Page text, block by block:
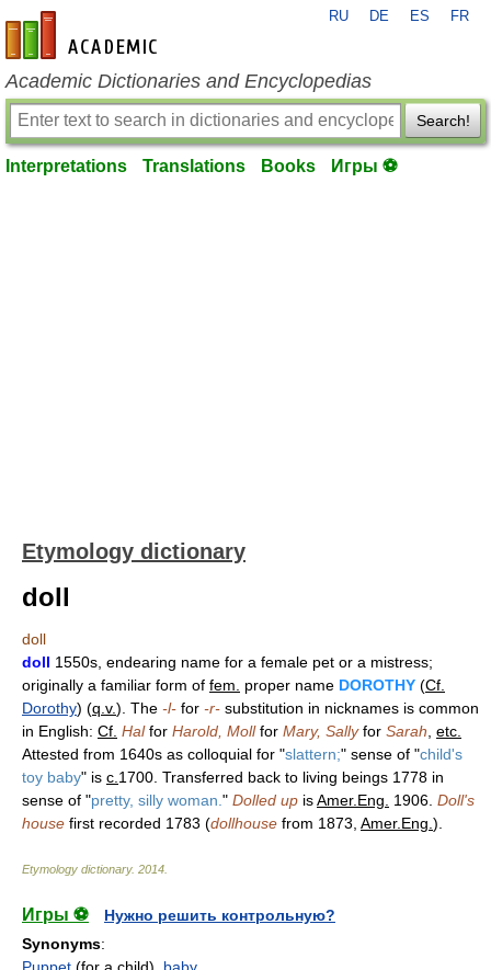
en-academic.com
RU DE ES FR
Academic Dictionaries and Encyclopedias
Search!
Interpretations Translations Books Игры ⚽
Etymology dictionary
doll
doll
doll 1550s, endearing name for a female pet or a mistress;
originally a familiar form of fem. proper name DOROTHY (Cf.
Dorothy) (q.v.). The -l- for -r- substitution in nicknames is common
in English: Cf. Halfor Harold, Mollfor Mary, Sallyfor Sarah etc.
Attested from 1640s as colloquial for "slattern;" sense of "child's
toy baby" is c. 1700. Transferred back to living beings 1778 in
sense of "pretty, silly woman. " Dolled up isAmer.Eng. 1906. Doll's
house first recorded 1783 (dollhouse from 1873, Amer.Eng. ).
Etymology dictionary. 2014
Игры ⚽
Нужно решить контрольную?
Synonyms: